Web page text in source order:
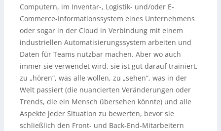
Computern, im Inventar-, Logistik- und/oder E-
Commerce-Informationssystem eines Unternehmens
oder sogar in der Cloud in Verbindung mit einem
industriellen Automatisierungssystem arbeiten und
Daten für Teams nutzbar machen. Aber wo auch
immer sie verwendet wird, sie ist gut darauf trainiert,
zu „hören“, was alle wollen, zu „sehen“, was in der
Welt passiert (die nuancierten Veränderungen oder
Trends, die ein Mensch übersehen könnte) und alle
Aspekte jeder Situation zu bewerten, bevor sie
schließlich den Front- und Back-End-Mitarbeitern